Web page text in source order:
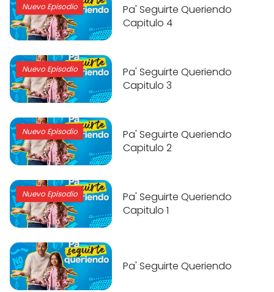
Nuevo Episodio
Pa' Seguirte Queriendo
Capitulo 4
Nuevo Episodio
Pa' Seguirte Queriendo
Capitulo 3
Nuevo Episodio
Pa' Seguirte Queriendo
Capitulo 2
Nuevo Episodio
Pa' Seguirte Queriendo
Capitulo 1
Pa' Seguirte Queriendo